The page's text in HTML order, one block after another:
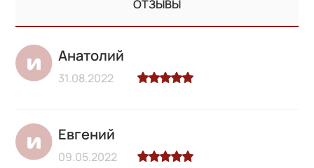
ОТЗЫВЫ
Анатолий
31.08.2022
Евгений
09.05.2022